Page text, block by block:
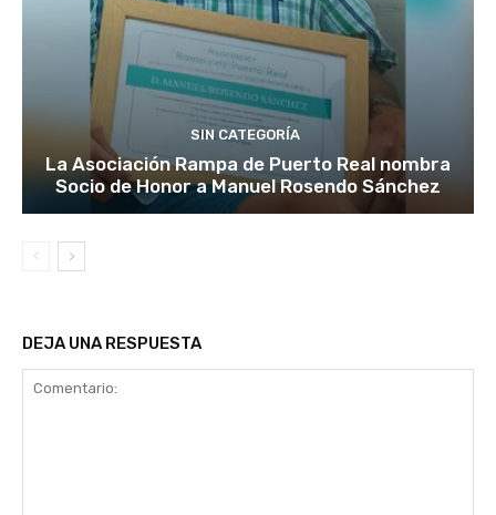
SIN CATEGORÍA
La Asociación Rampa de Puerto Real nombra
Socio de Honor a Manuel Rosendo Sánchez
DEJA UNA RESPUESTA